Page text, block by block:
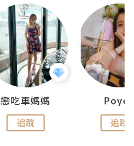
戀吃車媽媽
追蹤 追蹤